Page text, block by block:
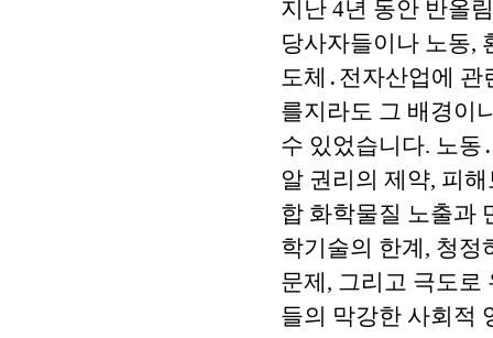
지난 4년 동안 반올
당사자들이나 노동,
도체․전자산업에 관
를지라도 그 배경이
수 있었습니다. 노동
알 권리의 제약, 피
합 화학물질 노출과
학기술의 한계, 청정
문제, 그리고 극도로
들의 막강한 사회적